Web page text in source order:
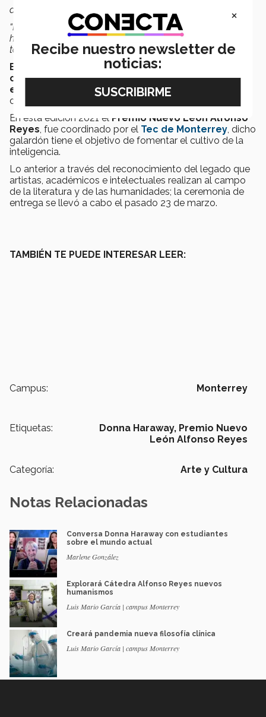
animales tienen que cruzar para llegar a sus territorios.
“Estos espacios se han convertido en zonas de violencia,
haciendo que se pierdan los enlaces que nos conectan a
todos los seres vivos”, puntualizó.
El cambio climático, la economía, la cultura,
ciencia ficción y la biología, añadió, se
entrecruzan en esta tierray para crear una narrativa
debemos atar los nudos.
En esta edición 2021 el Premio Nuevo León Alfonso
Reyes, fue coordinado por el Tec de Monterrey, dicho
galardón tiene el objetivo de fomentar el cultivo de la
inteligencia.
Lo anterior a través del reconocimiento del legado que
artistas, académicos e intelectuales realizan al campo
de la literatura y de las humanidades; la ceremonia de
entrega se llevó a cabo el pasado 23 de marzo.
TAMBIÉN TE PUEDE INTERESAR LEER:
Campus: Monterrey
Etiquetas: Donna Haraway, Premio Nuevo
León Alfonso Reyes
Categoría: Arte y Cultura
Notas Relacionadas
Conversa Donna Haraway con estudiantes
sobre el mundo actual
Marlene González
Explorará Cátedra Alfonso Reyes nuevos
humanismos
Luis Mario García | campus Monterrey
Creará pandemia nueva filosofía clínica
Luis Mario García | campus Monterrey
×
Recibe nuestro newsletter de
noticias: